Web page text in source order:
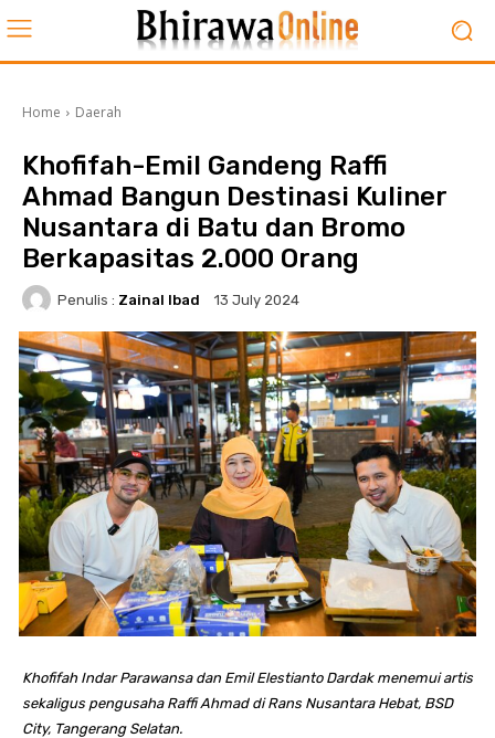
Home Daerah
Khofifah-Emil Gandeng Raffi
Ahmad Bangun Destinasi Kuliner
Nusantara di Batu dan Bromo
Berkapasitas 2.000 Orang
Penulis : Zainal Ibad 13 July 2024
Khofifah Indar Parawansa dan Emil Elestianto Dardak menemui artis
sekaligus pengusaha Raffi Ahmad di Rans Nusantara Hebat, BSD
City, Tangerang Selatan.